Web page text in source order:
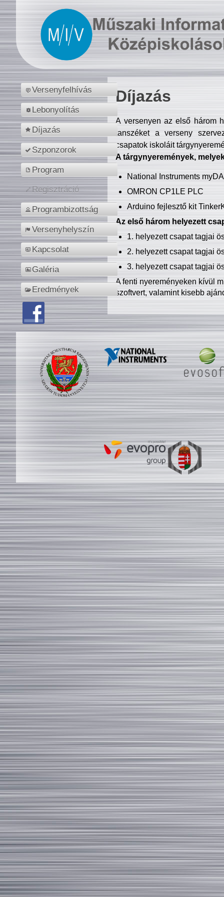
Versenyfelhívás
Lebonyolítás
Díjazás
Szponzorok
Program
Regisztráció
Programbizottság
Versenyhelyszín
Kapcsolat
Galéria
Eredmények
Díjazás
A versenyen az első három
tanszéket a verseny
csapatok iskoláit
A tárgynyeremények,
National Instruments
OMRON CP1LE PLC
Arduino fejlesztő kit
Az első három helyezett
1. helyezett csapat tagjai
2. helyezett csapat tagjai
3. helyezett csapat tagjai
A fenti nyereményeken kívül
szoftvert, valamint kisebb